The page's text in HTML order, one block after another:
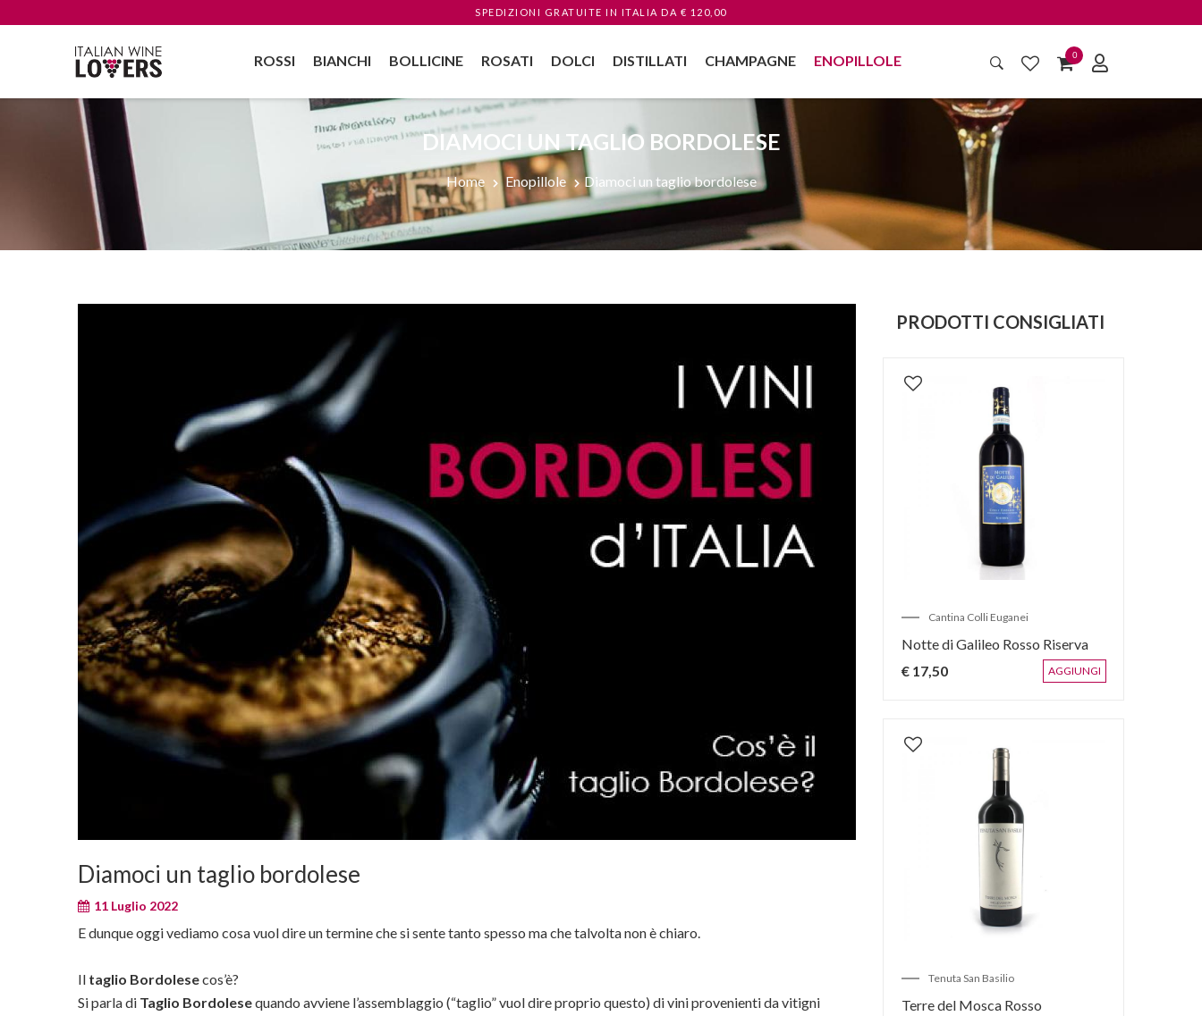
SPEDIZIONI GRATUITE IN ITALIA DA € 120,00
ROSSI BIANCHI BOLLICINE ROSATI DOLCI DISTILLATI CHAMPAGNE ENOPILLOLE 0
DIAMOCI UN TAGLIO BORDOLESE
Home Enopillole Diamoci un taglio bordolese
PRODOTTI CONSIGLIATI
AGGIUNGI
Cantina Colli Euganei
Notte di Galileo Rosso Riserva
€ 17,50
Tenuta San Basilio
Terre del Mosca Rosso
Diamoci un taglio bordolese
11 Luglio 2022
E dunque oggi vediamo cosa vuol dire un termine che si sente tanto spesso ma che talvolta non è chiaro.
Il taglio Bordolesecos’è?
Si parla di Taglio Bordolesequando avviene l’assemblaggio (“taglio” vuol dire proprio questo) di vini provenienti da vitigni